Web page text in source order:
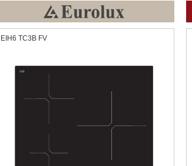
EIH6 TC3B FV